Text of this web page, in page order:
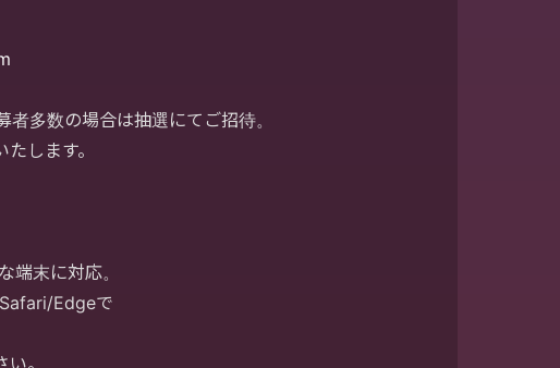
多数の場合は抽選にてご招待。
します。
端末に対応。
Edgeで
。